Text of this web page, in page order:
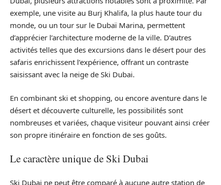
exemple, une visite au Burj Khalifa, la plus haute tour du
monde, ou un tour sur le Dubaï Marina, permettent
d’apprécier l’architecture moderne de la ville. D’autres
activités telles que des excursions dans le désert pour des
safaris enrichissent l’expérience, offrant un contraste
saisissant avec la neige de Ski Dubai.
En combinant ski et shopping, ou encore aventure dans le
désert et découverte culturelle, les possibilités sont
nombreuses et variées, chaque visiteur pouvant ainsi créer
son propre itinéraire en fonction de ses goûts.
Le caractère unique de Ski Dubai
Ski Dubai ne peut être comparé à aucune autre station de